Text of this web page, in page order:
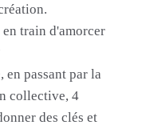
en train d'amorcer
passant par la
collective, 4
des clés et